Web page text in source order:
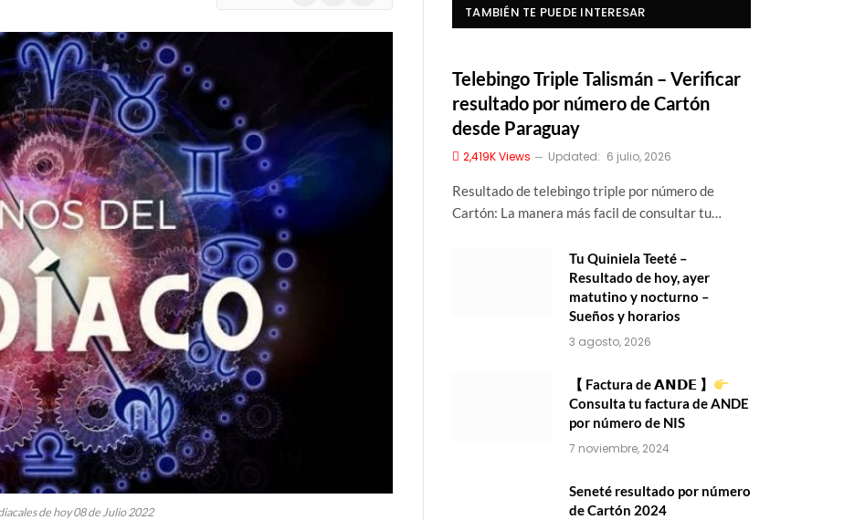
de hoy 08 de Julio 2022
TAMBIÉN TE PUEDE INTERESAR
Telebingo Triple Talismán – Verificar
resultado por número de Cartón
desde Paraguay
2,419KViews Updated: 6 julio, 2026
Resultado de telebingo triple por número de
Cartón: La manera más facil de consultar tu…
Tu Quiniela Teeté –
Resultado de hoy, ayer
matutino y nocturno –
Sueños y horarios
3 agosto, 2026
【 Factura de 𝗔𝗡𝗗𝗘 】
Consulta tu factura de ANDE
por número de NIS
7 noviembre, 2024
Seneté resultado por número
de Cartón 2024